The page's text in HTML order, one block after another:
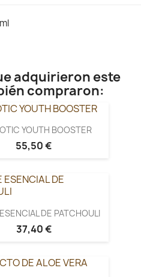
adquirieron este
compraron:
YOUTH BOOSTER
55,50 €
DE PATCHOULI
37,40 €